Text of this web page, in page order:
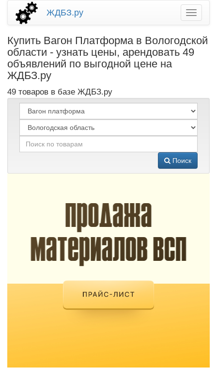
ЖДБЗ.ру
Купить Вагон Платформа в Вологодской
области - узнать цены, арендовать 49
объявлений по выгодной цене на
ЖДБЗ.ру
49 товаров в базе ЖДБЗ.ру
Поиск